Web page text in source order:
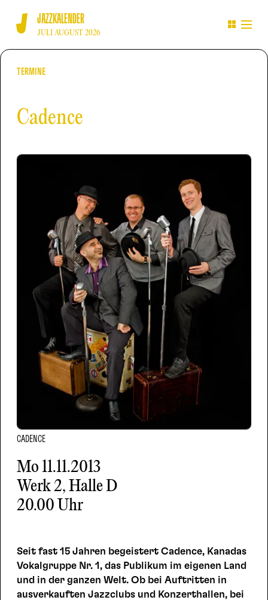
JAZZKALENDER
JULI AUGUST 2026
TERMINE
Cadence
CADENCE
Mo11.11.2013
Werk 2, Halle D
20.00 Uhr
Seit fast 15 Jahren begeistert Cadence, Kanadas
Vokalgruppe Nr. 1, das Publikum im eigenen Land
und in der ganzen Welt. Ob bei Auftritten in
ausverkauften Jazzclubs und Konzerthallen, bei